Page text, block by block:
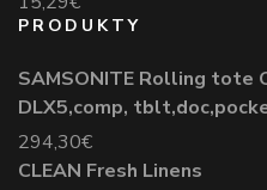
PRODUKTY
SAMSONITE Rolling tote
DLX5,comp,
294,30€
CLEAN Fresh Linens